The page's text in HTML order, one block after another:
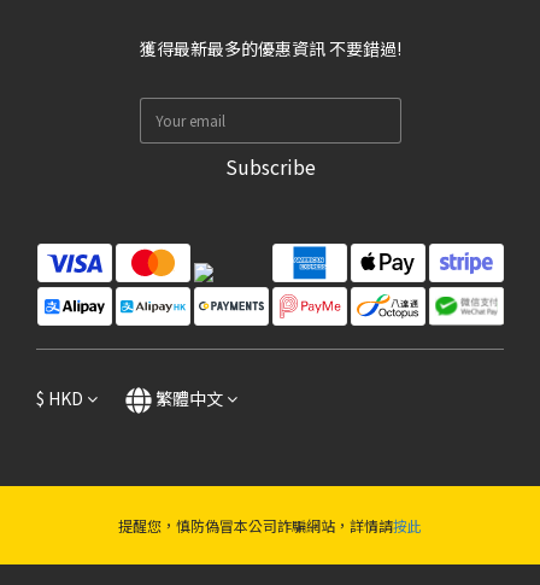
獲得最新最多的優惠資訊 不要錯過!
Subscribe
$ HKD 繁體中文
提醒您，慎防偽冒本公司詐騙網站，詳情請按此